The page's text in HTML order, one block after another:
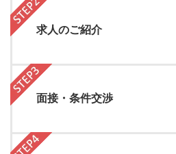
求人のご紹介
面接・条件交渉